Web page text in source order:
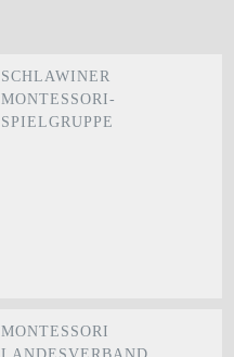
SCHLAWINER
MONTESSORI-
SPIELGRUPPE
MONTESSORI